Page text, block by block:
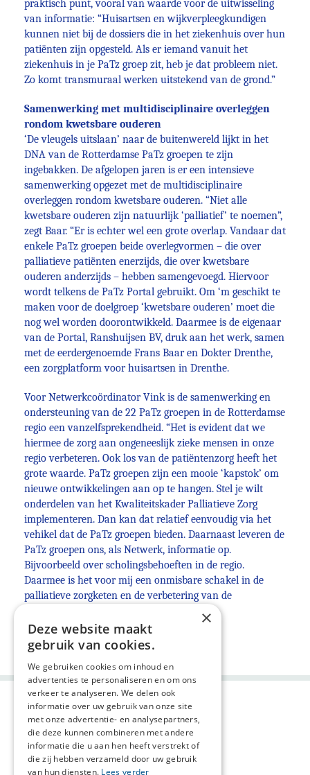
praktisch punt, vooral van waarde voor de uitwisseling
van informatie: “Huisartsen en wijkverpleegkundigen
kunnen niet bij de dossiers die in het ziekenhuis over hun
patiënten zijn opgesteld. Als er iemand vanuit het
ziekenhuis in je PaTz groep zit, heb je dat probleem niet.
Zo komt transmuraal werken uitstekend van de grond.”
Samenwerking met multidisciplinaire overleggen
rondom kwetsbare ouderen
‘De vleugels uitslaan’ naar de buitenwereld lijkt in het
DNA van de Rotterdamse PaTz groepen te zijn
ingebakken. De afgelopen jaren is er een intensieve
samenwerking opgezet met de multidisciplinaire
overleggen rondom kwetsbare ouderen. “Niet alle
kwetsbare ouderen zijn natuurlijk ‘palliatief’ te noemen”,
zegt Baar. “Er is echter wel een grote overlap. Vandaar dat
enkele PaTz groepen beide overlegvormen – die over
palliatieve patiënten enerzijds, die over kwetsbare
ouderen anderzijds – hebben samengevoegd. Hiervoor
wordt telkens de PaTz Portal gebruikt. Om ‘m geschikt te
maken voor de doelgroep ‘kwetsbare ouderen’ moet die
nog wel worden doorontwikkeld. Daarmee is de eigenaar
van de Portal, Ranshuijsen BV, druk aan het werk, samen
met de eerdergenoemde Frans Baar en Dokter Drenthe,
een zorgplatform voor huisartsen in Drenthe.
Voor Netwerkcoördinator Vink is de samenwerking en
ondersteuning van de 22 PaTz groepen in de Rotterdamse
regio een vanzelfsprekendheid. “Het is evident dat we
hiermee de zorg aan ongeneeslijk zieke mensen in onze
regio verbeteren. Ook los van de patiëntenzorg heeft het
grote waarde. PaTz groepen zijn een mooie ‘kapstok’ om
nieuwe ontwikkelingen aan op te hangen. Stel je wilt
onderdelen van het Kwaliteitskader Palliatieve Zorg
implementeren. Dan kan dat relatief eenvoudig via het
vehikel dat de PaTz groepen bieden. Daarnaast leveren de
PaTz groepen ons, als Netwerk, informatie op.
Bijvoorbeeld over scholingsbehoeften in de regio.
Daarmee is het voor mij een onmisbare schakel in de
palliatieve zorgketen en de verbetering van de
Deel deze pagina:
×
Deze website maakt
gebruik van cookies.
We gebruiken cookies om inhoud en
advertenties te personaliseren en om ons
verkeer te analyseren. We delen ook
informatie over uw gebruik van onze site
met onze advertentie- en analysepartners,
die deze kunnen combineren met andere
informatie die u aan hen heeft verstrekt of
die zij hebben verzameld door uw gebruik
van hun diensten. Lees verder